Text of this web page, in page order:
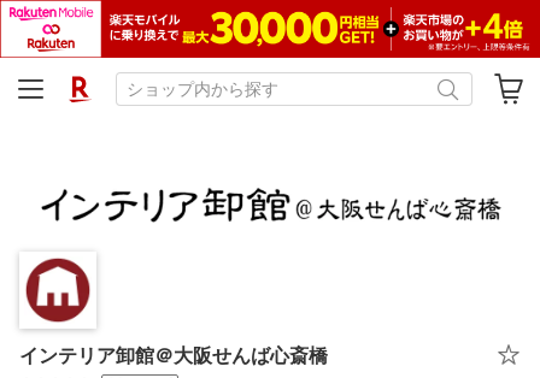
インテリア卸館＠大阪せんば心斎橋